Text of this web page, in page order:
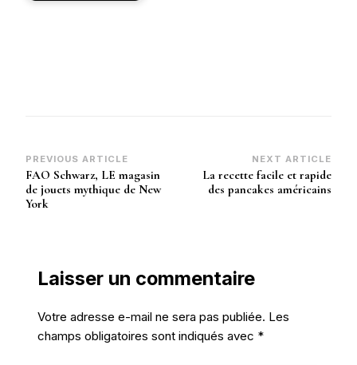
Post
Navigation
PREVIOUS ARTICLE
FAO Schwarz, LE magasin
de jouets mythique de New
York
NEXT ARTICLE
La recette facile et rapide
des pancakes américains
Laisser un commentaire
Votre adresse e-mail ne sera pas publiée. Les
champs obligatoires sont indiqués avec *